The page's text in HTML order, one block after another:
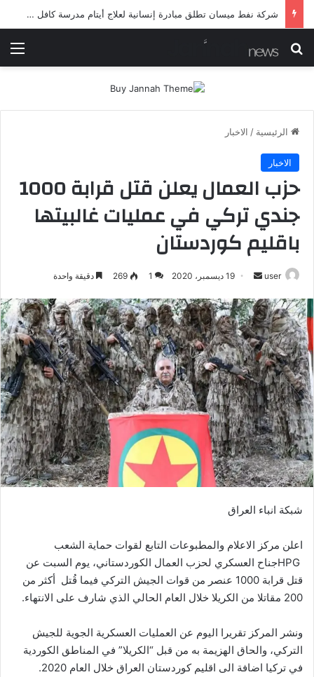
شرطة ميسان تلقي القبض على مطلقي العيارات النارية أثناء تشييع جنائزي في العمارة
بحث عن
الرئيسية / الاخبار
الاخبار
حزب العمال يعلن قتل قرابة 1000
جندي تركي في عمليات غالبيتها
باقليم كوردستان
user
أرسل
إلكترونيا
19 ديسمبر، 2020 1
269 دقيقة واحدة
شبكة انباء العراق
اعلن مركز الاعلام والمطبوعات التابع لقوات حماية الشعب
HPGجناح العسكري لحزب العمال الكوردستاني، يوم السبت عن
قتل قرابة 1000 عنصر من قوات الجيش التركي فيما قُتل أكثر من
200 مقاتلا من الكريلا خلال العام الحالي الذي شارف على الانتهاء.
ونشر المركز تقريرا اليوم عن العمليات العسكرية الجوية للجيش
التركي، والحاق الهزيمة به من قبل “الكريلا” في المناطق الكوردية
في تركيا اضافة الى اقليم كوردستان العراق خلال العام 2020.